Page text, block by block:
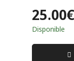
25.00€
Disponible